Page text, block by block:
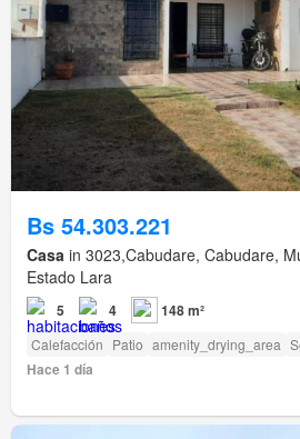
Bs 54.303.221
Casa in 3023,Cabudare, Cabudare,
Estado Lara
5 4 148 m²
Calefacción Patio amenity_drying_area
Hace 1 día